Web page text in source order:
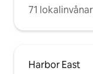
71
Harbor East